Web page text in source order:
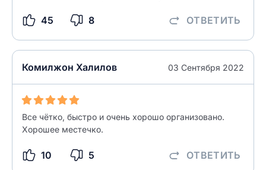
45 8 ОТВЕТИТЬ
Комилжон Халилов 03 Сентября 2022
Все чётко, быстро и очень хорошо организовано.
Хорошее местечко.
10 5 ОТВЕТИТЬ